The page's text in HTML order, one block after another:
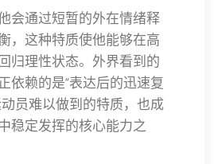
会通过短暂的外在情绪释
，这种特质使他能够在高
归理性状态。外界看到的
依赖的是“表达后的迅速复
员难以做到的特质，也成
稳定发挥的核心能力之